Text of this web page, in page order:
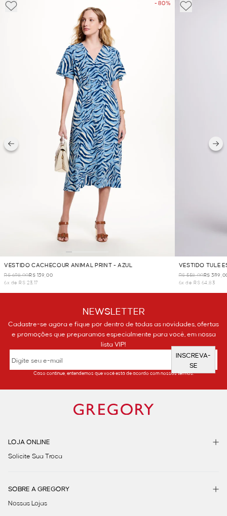
- 80%
VESTIDO CACHECOUR ANIMAL PRINT - AZUL
R$ 698,00R$ 139,00
6x de R$ 23,17
VESTIDO TULE
R$ 558,00R$
6x de R$ 64,83
NEWSLETTER
Cadastre-se agora e fique por dentro de todas as novidades, ofertas
e promoções que preparamos especialmente para você, em nossa
lista VIP!
INSCREVA-
SE
Caso continue, entendemos que você está de acordo com nossos termos.
LOJA ONLINE
Solicite Sua Troca
SOBRE A GREGORY
Nossas Lojas